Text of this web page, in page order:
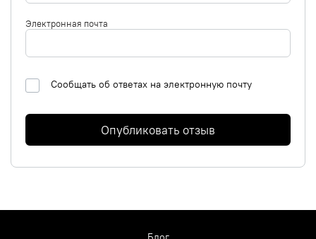
Электронная почта
Сообщать об ответах на электронную почту
Опубликовать отзыв